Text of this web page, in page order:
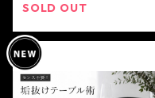
SOLD OUT